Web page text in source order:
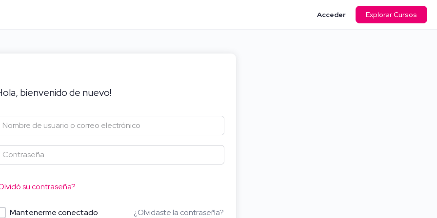
Acceder Explorar Cursos
bienvenido de nuevo!
su contraseña?
Mantenerme conectado ¿Olvidaste la contraseña?